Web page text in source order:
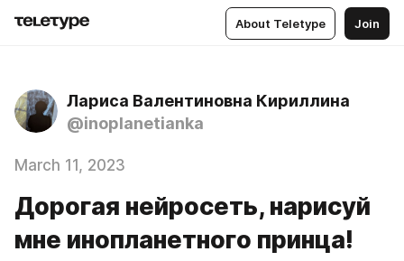
About Teletype Join
Лариса Валентиновна Кириллина
@inoplanetianka
March 11, 2023
Дорогая нейросеть, нарисуй
мне инопланетного принца!